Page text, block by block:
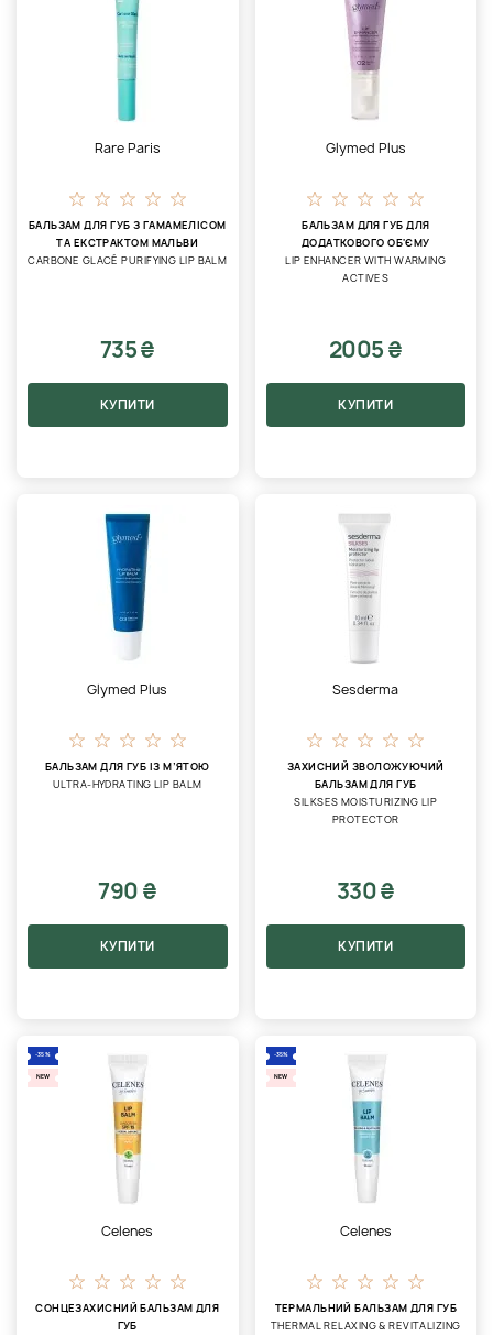
Rare Paris
БАЛЬЗАМ ДЛЯ ГУБ З ГАМАМЕЛІСОМ
ТА ЕКСТРАКТОМ МАЛЬВИ
CARBONE GLACÉ PURIFYING LIP BALM
735 ₴
КУПИТИ
Glymed Plus
БАЛЬЗАМ ДЛЯ ГУБ ДЛЯ
ДОДАТКОВОГО ОБ'ЄМУ
LIP ENHANCER WITH WARMING
ACTIVES
2005 ₴
КУПИТИ
Glymed Plus
БАЛЬЗАМ ДЛЯ ГУБ ІЗ М’ЯТОЮ
ULTRA-HYDRATING LIP BALM
790 ₴
КУПИТИ
Sesderma
ЗАХИСНИЙ ЗВОЛОЖУЮЧИЙ
БАЛЬЗАМ ДЛЯ ГУБ
SILKSES MOISTURIZING LIP
PROTECTOR
330 ₴
КУПИТИ
-35%
NEW
Celenes
СОНЦЕЗАХИСНИЙ БАЛЬЗАМ ДЛЯ
ГУБ
-35%
NEW
Celenes
ТЕРМАЛЬНИЙ БАЛЬЗАМ ДЛЯ ГУБ
THERMAL RELAXING & REVITALIZING